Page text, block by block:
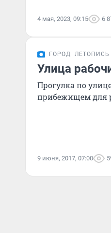
4 мая, 2023, 09:15 6
ГОРОД ЛЕТОПИСЬ
Улица
Прогулка по
прибежищем для
9 июня, 2017, 07:00